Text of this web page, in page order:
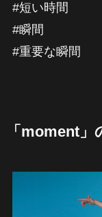
#短い時間
#瞬間
#重要な瞬間
「moment